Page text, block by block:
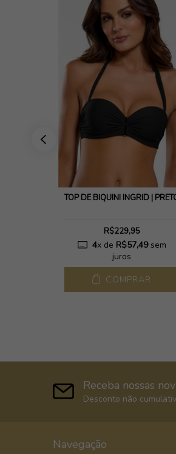
TOP DE BIQUINI INGRID |
R$229,95
4x de R$57,49sem
juros
COMPRAR
Receba nossas
Desconto não
Navegação